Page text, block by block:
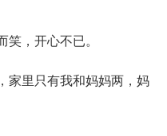
，开心不已。
里只有我和妈妈两，妈